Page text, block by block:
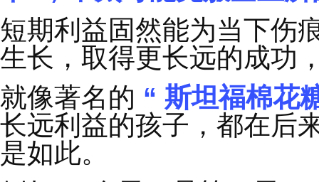
因为我们正处于一个
势、客户需求的多维
下”，不太可能克服企
短期利益固然能为当
生长，取得更长远的